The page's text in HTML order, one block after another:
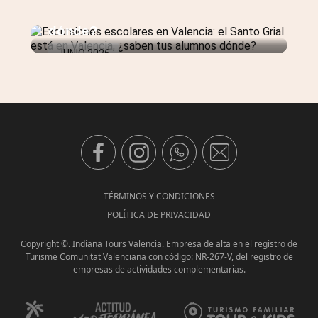
JUNIO 2026
dónde?
TÉRMINOS Y CONDICIONES
POLÍTICA DE PRIVACIDAD
Copyright ©. Indiana Tours Valencia. Empresa de alta en el registro de
Turisme Comunitat Valenciana con código: NR-267-V, del registro de
empresas de actividades complementarias.